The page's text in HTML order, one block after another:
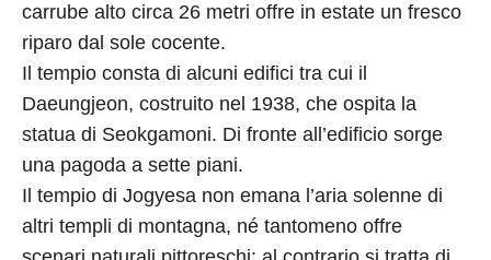
carrube alto circa 26 metri offre in estate un fresco
riparo dal sole cocente.
Il tempio consta di alcuni edifici tra cui il
Daeungjeon, costruito nel 1938, che ospita la
statua di Seokgamoni. Di fronte all’edificio sorge
una pagoda a sette piani.
Il tempio di Jogyesa non emana l’aria solenne di
altri templi di montagna, né tantomeno offre